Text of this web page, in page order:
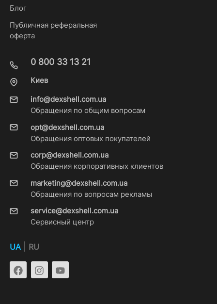
Блог
Публичная реферальная
оферта
0 800 33 13 21
Киев
info@dexshell.com.ua
Обращения по общим вопросам
opt@dexshell.com.ua
Обращения оптовых покупателей
corp@dexshell.com.ua
Обращения корпоративных клиентов
marketing@dexshell.com.ua
Обращения по вопросам рекламы
service@dexshell.com.ua
Сервисный центр
UA RU